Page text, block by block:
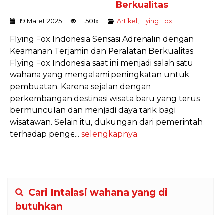
Berkualitas
19 Maret 2025 11.501x Artikel Flying Fox
Flying Fox Indonesia Sensasi Adrenalin dengan
Keamanan Terjamin dan Peralatan Berkualitas
Flying Fox Indonesia saat ini menjadi salah satu
wahana yang mengalami peningkatan untuk
pembuatan. Karena sejalan dengan
perkembangan destinasi wisata baru yang terus
bermunculan dan menjadi daya tarik bagi
wisatawan. Selain itu, dukungan dari pemerintah
terhadap penge... selengkapnya
Cari Intalasi wahana yang di
butuhkan